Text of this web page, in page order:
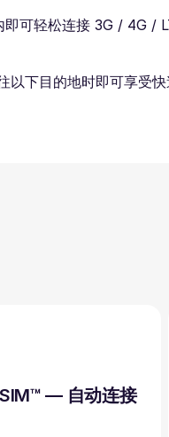
可轻松连接 3G / 4G /
下目的地时即可享受
— 自动连接